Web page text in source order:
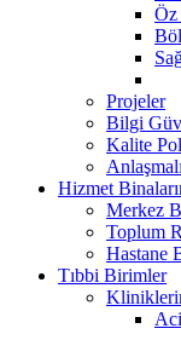
Öz
Projeler
Bilgi
Kalite
Hizmet
Merkez
Toplum
Hastane
Tıbbi Birimler